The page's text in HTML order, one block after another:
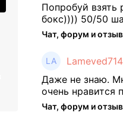
Попробуй взять
бокс)))) 50/50
выпадут рарки,
брать будешь,
Lameved714
Даже не знаю.
очень нравится
обнова. Благо у
и базовые